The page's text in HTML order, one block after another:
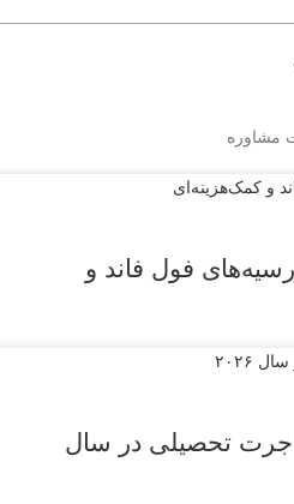
معرفی بورسیه‌های فول فاند و
تحصیلی در سال